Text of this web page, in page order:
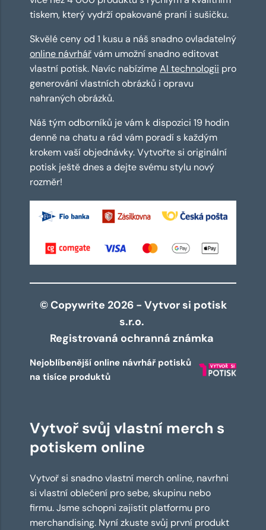
tiskem, který vydrží opakované praní i sušičku.
Skvělé ceny od 1 kusu a náš snadno ovladatelný
online návrhářvám umožní snadno editovat
vlastní potisk. Navíc nabízímeAI technologii pro
generování vlastních obrázků i opravu
nahraných obrázků.
Náš tým odborníků je vám k dispozici 19 hodin
denně na chatu a rád vám poradí s každým
krokem vaší objednávky. Vytvořte si originální
potisk ještě dnes a dejte svému stylu nový
rozměr!
© Copywrite 2026 - Vytvor si potisk
s.r.o.
Registrovaná ochranná známka
Nejoblíbenější online návrhář potisků
na tisíce produktů
Vytvoř svůj vlastní merch s
potiskem online
Vytvoř si snadno vlastní merch online, navrhni
si vlastní oblečení pro sebe, skupinu nebo
firmu. Jsme schopni zajistit platformu pro
merchandising. Nyní zkuste svůj první produkt